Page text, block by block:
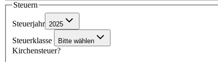
Steuern
Steuerjahr 2025
Steuerklasse Bitte wählen
Kirchensteuer?